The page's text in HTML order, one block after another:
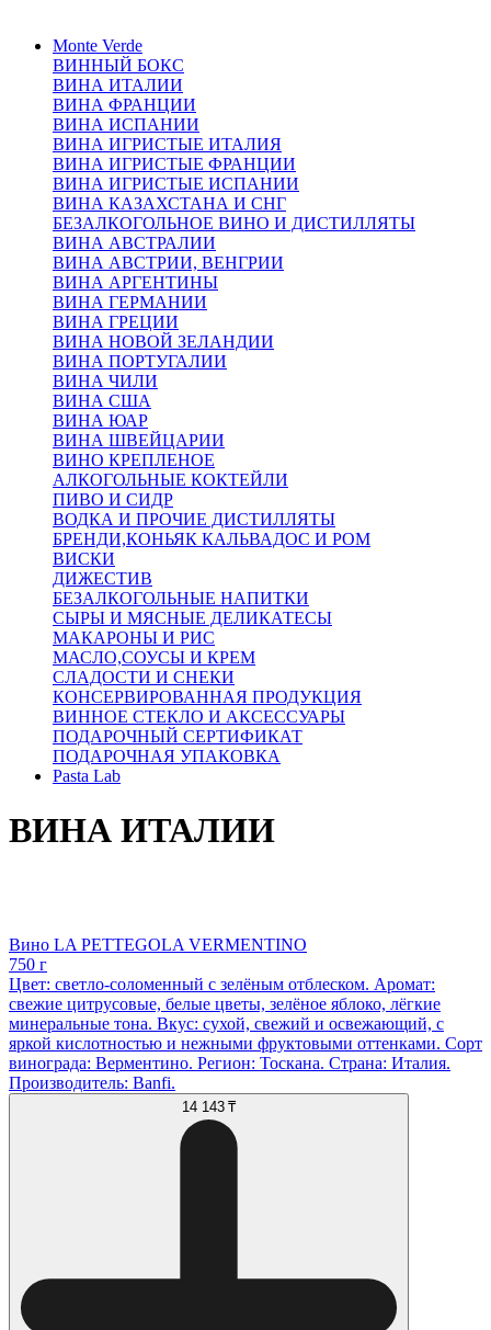
Monte Verde
ВИННЫЙ БОКС
ВИНА ИТАЛИИ
ВИНА ФРАНЦИИ
ВИНА ИСПАНИИ
ВИНА ИГРИСТЫЕ ИТАЛИЯ
ВИНА ИГРИСТЫЕ ФРАНЦИИ
ВИНА ИГРИСТЫЕ ИСПАНИИ
ВИНА КАЗАХСТАНА И СНГ
БЕЗАЛКОГОЛЬНОЕ ВИНО И ДИСТИЛЛЯТЫ
ВИНА АВСТРАЛИИ
ВИНА АВСТРИИ, ВЕНГРИИ
ВИНА АРГЕНТИНЫ
ВИНА ГЕРМАНИИ
ВИНА ГРЕЦИИ
ВИНА НОВОЙ ЗЕЛАНДИИ
ВИНА ПОРТУГАЛИИ
ВИНА ЧИЛИ
ВИНА США
ВИНА ЮАР
ВИНА ШВЕЙЦАРИИ
ВИНО КРЕПЛЕНОЕ
АЛКОГОЛЬНЫЕ КОКТЕЙЛИ
ПИВО И СИДР
ВОДКА И ПРОЧИЕ ДИСТИЛЛЯТЫ
БРЕНДИ,КОНЬЯК КАЛЬВАДОС И РОМ
ВИСКИ
ДИЖЕСТИВ
БЕЗАЛКОГОЛЬНЫЕ НАПИТКИ
СЫРЫ И МЯСНЫЕ ДЕЛИКАТЕСЫ
МАКАРОНЫ И РИС
МАСЛО,СОУСЫ И КРЕМ
СЛАДОСТИ И СНЕКИ
КОНСЕРВИРОВАННАЯ ПРОДУКЦИЯ
ВИННОЕ СТЕКЛО И АКСЕССУАРЫ
ПОДАРОЧНЫЙ СЕРТИФИКАТ
ПОДАРОЧНАЯ УПАКОВКА
Pasta Lab
ВИНА ИТАЛИИ
Вино LA PETTEGOLA VERMENTINO
750 г
Цвет: светло-соломенный с зелёным отблеском. Аромат:
свежие цитрусовые, белые цветы, зелёное яблоко, лёгкие
минеральные тона. Вкус: сухой, свежий и освежающий, с
яркой кислотностью и нежными фруктовыми оттенками. Сорт
винограда: Верментино. Регион: Тоскана. Страна: Италия.
Производитель: Banfi.
14 143 ₸